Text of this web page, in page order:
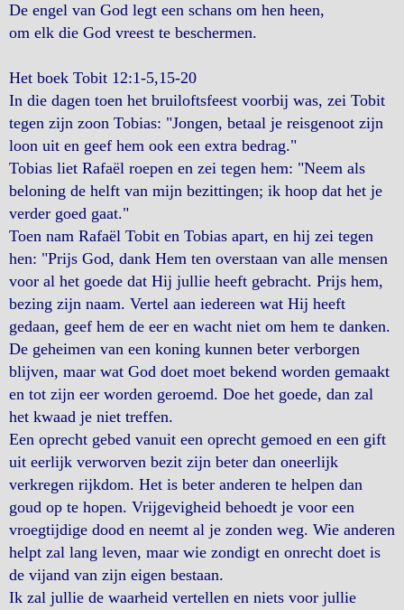
De engel van God legt een schans om hen heen,
om elk die God vreest te beschermen.
Het boek Tobit 12:1-5,15-20
In die dagen toen het bruiloftsfeest voorbij was, zei Tobit
tegen zijn zoon Tobias: "Jongen, betaal je reisgenoot zijn
loon uit en geef hem ook een extra bedrag."
Tobias liet Rafaël roepen en zei tegen hem: "Neem als
beloning de helft van mijn bezittingen; ik hoop dat het je
verder goed gaat."
Toen nam Rafaël Tobit en Tobias apart, en hij zei tegen
hen: "Prijs God, dank Hem ten overstaan van alle mensen
voor al het goede dat Hij jullie heeft gebracht. Prijs hem,
bezing zijn naam. Vertel aan iedereen wat Hij heeft
gedaan, geef hem de eer en wacht niet om hem te danken.
De geheimen van een koning kunnen beter verborgen
blijven, maar wat God doet moet bekend worden gemaakt
en tot zijn eer worden geroemd. Doe het goede, dan zal
het kwaad je niet treffen.
Een oprecht gebed vanuit een oprecht gemoed en een gift
uit eerlijk verworven bezit zijn beter dan oneerlijk
verkregen rijkdom. Het is beter anderen te helpen dan
goud op te hopen. Vrijgevigheid behoedt je voor een
vroegtijdige dood en neemt al je zonden weg. Wie anderen
helpt zal lang leven, maar wie zondigt en onrecht doet is
de vijand van zijn eigen bestaan.
Ik zal jullie de waarheid vertellen en niets voor jullie